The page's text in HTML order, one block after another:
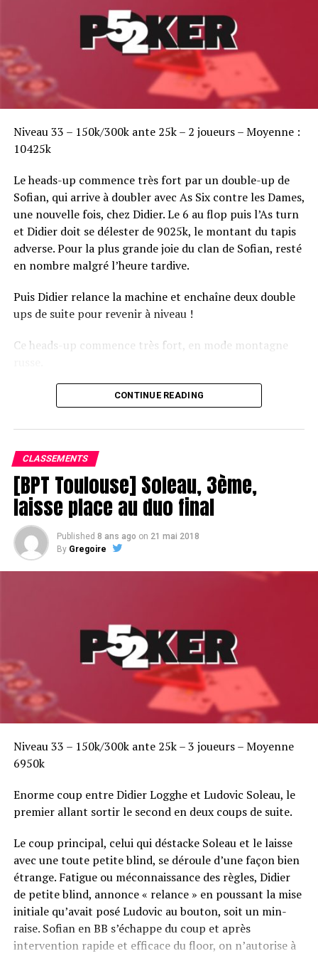
Niveau 33 – 150k/300k ante 25k – 2 joueurs – Moyenne :
10425k
Le heads-up commence très fort par un double-up de
Sofian, qui arrive à doubler avec As Six contre les Dames,
une nouvelle fois, chez Didier. Le 6 au flop puis l’As turn
et Didier doit se délester de 9025k, le montant du tapis
adverse. Pour la plus grande joie du clan de Sofian, resté
en nombre malgré l’heure tardive.
Puis Didier relance la machine et enchaîne deux double
ups de suite pour revenir à niveau !
Ce heads-up commence très fort, en mode montagne
Le champagne va réchauffer si les deux finalistes ne se décident pas !
CONTINUE READING
CLASSEMENTS
[BPT Toulouse] Soleau, 3ème,
laisse place au duo final
Published 8 ans ago on 21 mai 2018
By Gregoire
Niveau 33 – 150k/300k ante 25k – 3 joueurs – Moyenne
6950k
Enorme coup entre Didier Logghe et Ludovic Soleau, le
premier allant sortir le second en deux coups de suite.
Le coup principal, celui qui déstacke Soleau et le laisse
avec une toute petite blind, se déroule d’une façon bien
étrange. Fatigue ou méconnaissance des règles, Didier
de petite blind, annonce « relance » en poussant la mise
initiale qu’avait posé Ludovic au bouton, soit un min-
raise. Sofian en BB s’échappe du coup et après
intervention rapide et efficace du floor, on n’autorise à